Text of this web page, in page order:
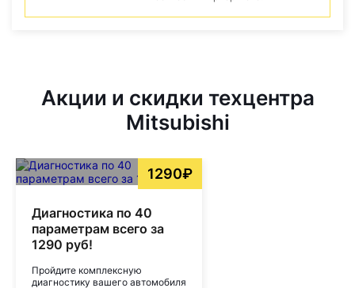
Акции и скидки техцентра
Mitsubishi
1290₽
Диагностика по 40
параметрам всего за
1290 руб!
Пройдите комплексную
диагностику вашего автомобиля